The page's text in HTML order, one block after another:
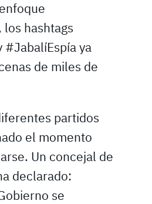
hashtags
ya
de miles de
partidos
el momento
Un concejal de
declarado:
se